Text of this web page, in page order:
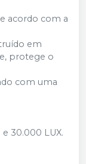
acordo com a
em
protege o
com uma
30.000 LUX.